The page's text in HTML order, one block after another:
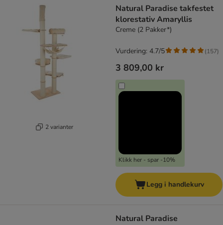
2 varianter
Natural Paradise takfestet
klorestativ Amaryllis
Creme (2 Pakker*)
3 809,00 kr
Klikk her - spar -10%
Vurdering: 4.7/5 (157)
Legg i handlekurv
Natural Paradise